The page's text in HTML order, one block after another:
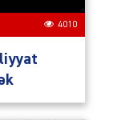
4010